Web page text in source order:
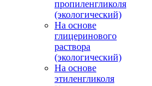
пропиленгликоля
(экологический)
На основе
глицеринового
раствора
(экологический)
На основе
этиленгликоля